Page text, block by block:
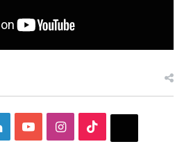
LinkedInYouTubeInstagram